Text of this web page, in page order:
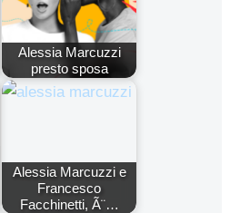
Alessia Marcuzzi
presto sposa
Alessia Marcuzzi e
Francesco
Facchinetti, Ã¨…